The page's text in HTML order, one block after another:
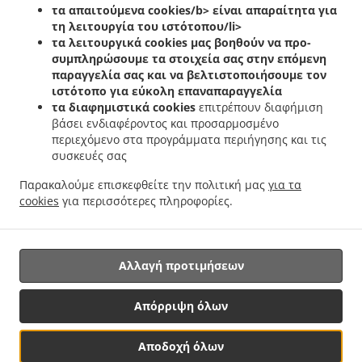
τα απαιτούμενα cookies/b> είναι απαραίτητα για
τη λειτουργία του ιστότοπου/li>
τα λειτουργικά cookies μας βοηθούν να προ-
συμπληρώσουμε τα στοιχεία σας στην επόμενη
παραγγελία σας και να βελτιστοποιήσουμε τον
ιστότοπο για εύκολη επαναπαραγγελία
τα διαφημιστικά cookies επιτρέπουν διαφήμιση
βάσει ενδιαφέροντος και προσαρμοσμένο
περιεχόμενο στα προγράμματα περιήγησης και τις
συσκευές σας
Παρακαλούμε επισκεφθείτε την πολιτική μας για τα
cookies για περισσότερες πληροφορίες.
Αποδοχή όλων
Απόρριψη όλων
Αλλαγή προτιμήσεων
Helfent
Ελληνικά Delivery φαγητού Bartreng . Ελληνικά Delivery φαγητού Leideleng
Ελληνικά Delivery φαγητού Leudelingen
. Ελληνικά Delivery φαγητού Fentange
Ελληνικά Delivery φαγητού Kockelscheuer
. Ελληνικά Delivery φαγητού Kopstal
Rollengergronn
. Ελληνικά Delivery φαγητού Kopstal Bridel .
Ελληνικά Delivery
φαγητού Kopstal . Ελληνικά Delivery φαγητού Koplescht Briddel . Ελληνικά Delivery
φαγητού Koplescht
. Ελληνικά Delivery φαγητού Bereldange . Ελληνικά Delivery
φαγητού Walfer
. Ελληνικά Delivery φαγητού Walferdange Bereldange
Delivery φαγητού Walferdange Beggen
Ελληνικά Delivery φαγητού Walferdange
Steinsel . Ελληνικά Delivery φαγητού L Bereldange . Ελληνικά Delivery φαγητού L
Ελληνικά Delivery φαγητού Nidderaanwen Neiduerf-Weimeschhaff
φαγητού Nidderaanwen . Κεµπάπ Delivery υπηρεσίες. Παράδοση φαγητού Takeaway
Υποστηριζόμενο από:
Letz2Go S.A.R.L.-s| info@letz2go.com | +34661617059